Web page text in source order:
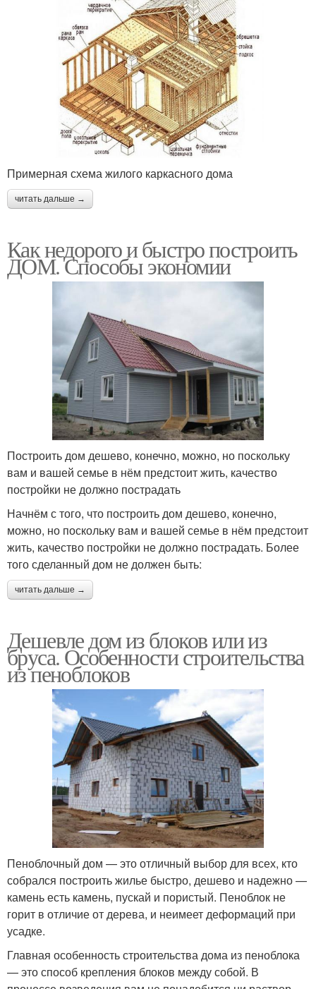
Примерная схема жилого каркасного дома
читать дальше →
Как недорого и быстро построить
ДОМ. Способы экономии
Построить дом дешево, конечно, можно, но поскольку
вам и вашей семье в нём предстоит жить, качество
постройки не должно пострадать
Начнём с того, что построить дом дешево, конечно,
можно, но поскольку вам и вашей семье в нём предстоит
жить, качество постройки не должно пострадать. Более
того сделанный дом не должен быть:
читать дальше →
Дешевле дом из блоков или из
бруса. Особенности строительства
из пеноблоков
Пеноблочный дом — это отличный выбор для всех, кто
собрался построить жилье быстро, дешево и надежно —
камень есть камень, пускай и пористый. Пеноблок не
горит в отличие от дерева, и неимеет деформаций при
усадке.
Главная особенность строительства дома из пеноблока
— это способ крепления блоков между собой. В